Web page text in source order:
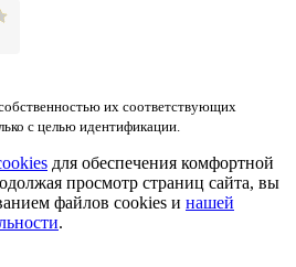
их соответствующих
с целью идентификации.
для обеспечения комфортной
просмотр страниц сайта, вы
файлов cookies и нашей
.